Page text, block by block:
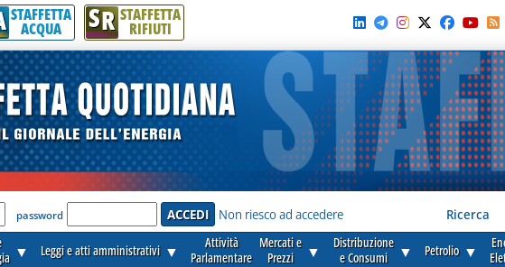
la notizia.
STAFFETTA
ACQUA SR STAFFETTA
RIFIUTI
accedere'
password Non riesco ad accedere Ricerca
▼ Leggi e atti amministrativi ▼
Attività
Parlamentare
Mercati e
Prezzi
▼
Distribuzione
e Consumi
▼ Petrolio ▼